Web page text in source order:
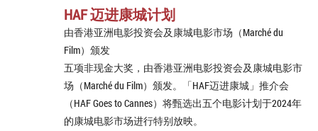
HAF 迈进康城计划
由香港亚洲电影投资会及康城电影市场（Marché du
Film）颁发
五项非现金大奖，由香港亚洲电影投资会及康城电影市
场（Marché du Film）颁发。「HAF迈进康城」推介会
（HAF Goes to Cannes）将甄选出五个电影计划于2024年
的康城电影市场进行特别放映。